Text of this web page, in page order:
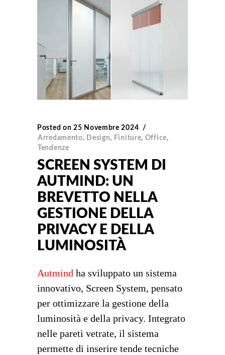
Posted on 25 Novembre 2024
Arredamento, Design, Finiture, Office,
Tendenze
SCREEN SYSTEM DI
AUTMIND: UN
BREVETTO NELLA
GESTIONE DELLA
PRIVACY E DELLA
LUMINOSITÀ
Autmind ha sviluppato un sistema
innovativo, Screen System, pensato
per ottimizzare la gestione della
luminosità e della privacy. Integrato
nelle pareti vetrate, il sistema
permette di inserire tende tecniche